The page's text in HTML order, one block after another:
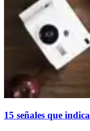
15 señales que